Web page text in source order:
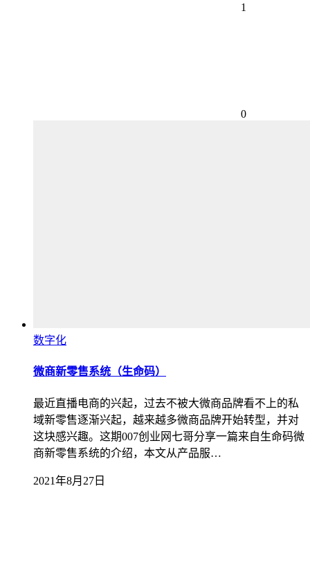
1
0
数字化
微商新零售系统（生命码）
最近直播电商的兴起，过去不被大微商品牌看不上的私
域新零售逐渐兴起，越来越多微商品牌开始转型，并对
这块感兴趣。这期007创业网七哥分享一篇来自生命码微
商新零售系统的介绍，本文从产品服…
2021年8月27日